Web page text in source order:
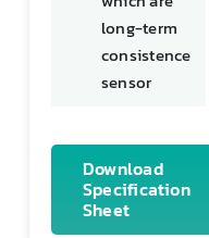
long-term
consistence
sensor
Download
Specification
Sheet